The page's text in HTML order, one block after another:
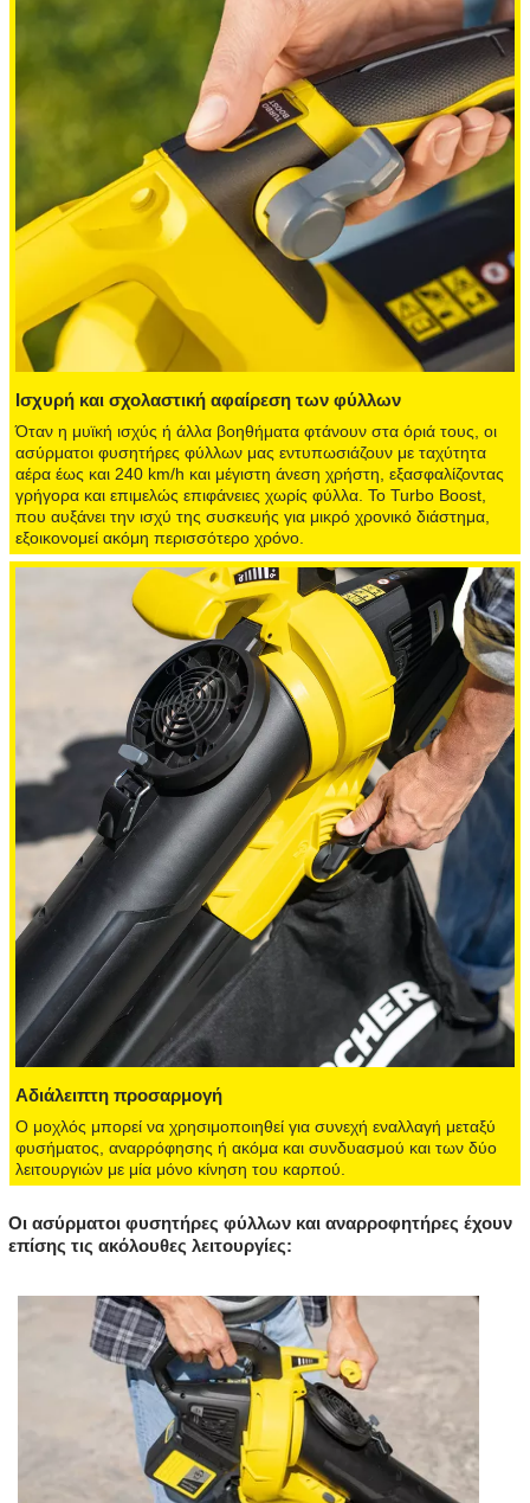
Ισχυρή και σχολαστική αφαίρεση των φύλλων
Όταν η μυϊκή ισχύς ή άλλα βοηθήματα φτάνουν στα όριά τους, οι
ασύρματοι φυσητήρες φύλλων μας εντυπωσιάζουν με ταχύτητα
αέρα έως και 240 km/h και μέγιστη άνεση χρήστη, εξασφαλίζοντας
γρήγορα και επιμελώς επιφάνειες χωρίς φύλλα. Το Turbo Boost,
που αυξάνει την ισχύ της συσκευής για μικρό χρονικό διάστημα,
εξοικονομεί ακόμη περισσότερο χρόνο.
Αδιάλειπτη προσαρμογή
Ο μοχλός μπορεί να χρησιμοποιηθεί για συνεχή εναλλαγή μεταξύ
φυσήματος, αναρρόφησης ή ακόμα και συνδυασμού και των δύο
λειτουργιών με μία μόνο κίνηση του καρπού.
Οι ασύρματοι φυσητήρες φύλλων και αναρροφητήρες έχουν
επίσης τις ακόλουθες λειτουργίες: